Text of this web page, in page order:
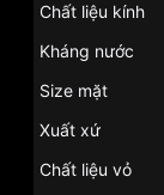
Chất liệu kính
Kháng nước
Size mặt
Xuất xứ
Chất liệu vỏ